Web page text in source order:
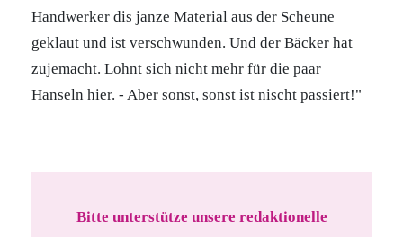
Handwerker dis janze Material aus der Scheune
geklaut und ist verschwunden. Und der Bäcker hat
zujemacht. Lohnt sich nicht mehr für die paar
Hanseln hier. - Aber sonst, sonst ist nischt passiert!"
Bitte unterstütze unsere redaktionelle